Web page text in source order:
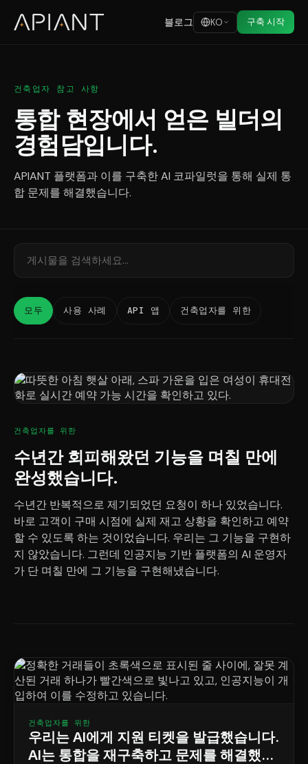
블로그 KO 구축 시작
건축업자 참고 사항
통합 현장에서 얻은 빌더의
경험담입니다.
APIANT 플랫폼과 이를 구축한 AI 코파일럿을 통해 실제 통
합 문제를 해결했습니다.
모두 사용 사례 API 앱 건축업자를 위한
건축업자를 위한
수년간 회피해왔던 기능을 며칠 만에
완성했습니다.
수년간 반복적으로 제기되었던 요청이 하나 있었습니다.
바로 고객이 구매 시점에 실제 재고 상황을 확인하고 예약
할 수 있도록 하는 것이었습니다. 우리는 그 기능을 구현하
지 않았습니다. 그런데 인공지능 기반 플랫폼의 AI 운영자
가 단 며칠 만에 그 기능을 구현해냈습니다.
건축업자를 위한
우리는 AI에게 지원 티켓을 발급했습니다.
AI는 통합을 재구축하고 문제를 해결했습